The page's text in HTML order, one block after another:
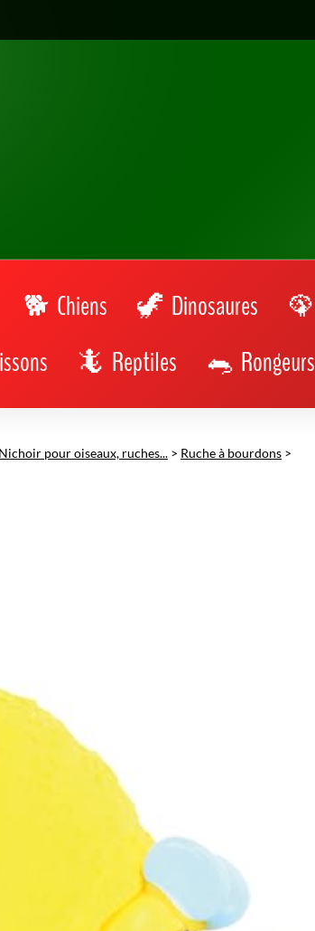
Chiens Dinosaures
Reptiles Rongeurs
pour oiseaux, ruches... > Ruche à bourdons >